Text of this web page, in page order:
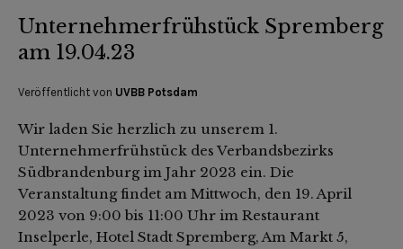
Unternehmerfrühstück Spremberg
am 19.04.23
Veröffentlicht von UVBB Potsdam
Wir laden Sie herzlich zu unserem 1.
Unternehmerfrühstück des Verbandsbezirks
Südbrandenburg im Jahr 2023 ein. Die
Veranstaltung findet am Mittwoch, den 19. April
2023 von 9:00 bis 11:00 Uhr im Restaurant
Inselperle, Hotel Stadt Spremberg, Am Markt 5,